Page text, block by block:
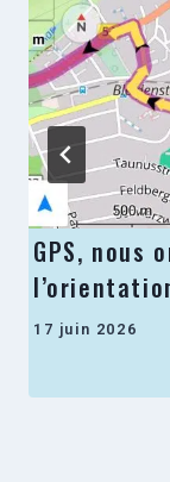
GPS, nous
17 juin 2026